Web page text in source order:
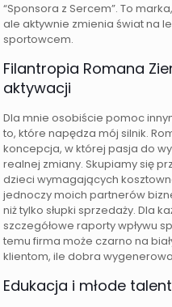
“Sponsora z Sercem”. To
ale aktywnie zmienia świat na
sportowcem.
Filantropia Romana
aktywacji
Dla mnie osobiście pomoc
to, które napędza mój silnik.
koncepcja, w której pasja do
realnej zmiany. Skupiamy się
dzieci wymagających
jednoczy moich partnerów
niż tylko słupki sprzedaży. Dla
szczegółowe raporty wpływu
temu firma może czarno na
klientom, ile dobra
Edukacja i młode